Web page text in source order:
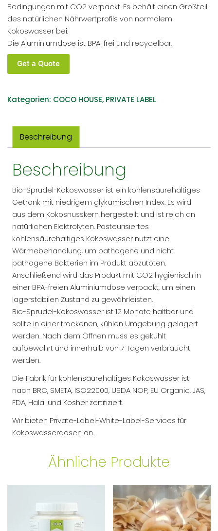
Bedingungen mit CO2 verpackt. Es behält einen Großteil
des natürlichen Nährwertprofils von normalem
Kokoswasser bei.
Die Aluminiumdose ist BPA-frei und recycelbar.
Coco
House
Spritzendes
Kokosnusswasser
OZ
Menge
Get a Quote
Kategorien: COCO HOUSE, PRIVATE LABEL
Beschreibung
Beschreibung
Bio-Sprudel-Kokoswasser ist ein kohlensäurehaltiges
Getränk mit niedrigem glykämischen Index. Es wird
aus dem Kokosnusskern hergestellt und ist reich an
natürlichen Elektrolyten. Pasteurisiertes
kohlensäurehaltiges Kokoswasser nutzt eine
Wärmebehandlung, um pathogene und nicht
pathogene Bakterien im Produkt abzutöten.
Anschließend wird das Produkt mit CO2 hygienisch in
einer BPA-freien Aluminiumdose verpackt, um einen
lagerstabilen Zustand zu gewährleisten.
Bio-Sprudel-Kokoswasser ist 12 Monate haltbar und
sollte in einer trockenen, kühlen Umgebung gelagert
werden. Nach dem Öffnen muss es gekühlt
aufbewahrt und innerhalb von 7 Tagen verbraucht
werden.
Die Fabrik für kohlensäurehaltiges Kokoswasser ist
nach BRC, SMETA, ISO22000, USDA NOP, EU Organic, JAS,
FDA, Halal und Kosher zertifiziert.
Wir bieten Private-Label-White-Label-Services für
Kokoswasserdosen an.
Ähnliche Produkte